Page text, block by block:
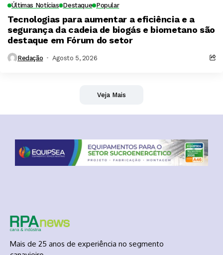
Últimas Notícias Destaque Popular
Tecnologias para aumentar a eficiência e a
segurança da cadeia de biogás e biometano são
destaque em Fórum do setor
Redação Agosto 5, 2026
Veja Mais
Mais de 25 anos de experiência no segmento